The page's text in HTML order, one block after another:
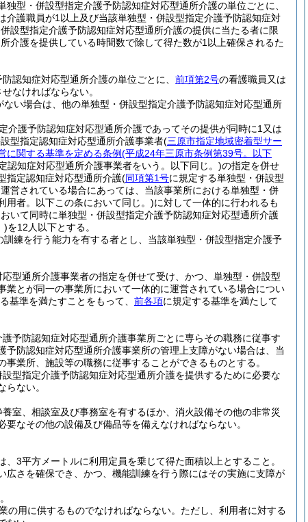
型・併設型指定介護予防認知症対応型通所介護の単位ごとに、
護職員が1以上及び当該単独型・併設型指定介護予防認知症対
設型指定介護予防認知症対応型通所介護の提供に当たる者に限
介護を提供している時間数で除して得た数が1以上確保されるた
認知症対応型通所介護の単位ごとに、 前項第2号の看護職員又は
なければならない。
い場合は、他の単独型・併設型指定介護予防認知症対応型通所
護予防認知症対応型通所介護であってその提供が同時に1又は
型指定認知症対応型通所介護事業者(三原市指定地域密着型サー
に関する基準を定める条例(平成24年三原市条例第39号。以下
認知症対応型通所介護事業者をいう。以下同じ。)の指定を併せ
指定認知症対応型通所介護(同項第1号に規定する単独型・併設型
営されている場合にあっては、当該事業所における単独型・併
用者。以下この条において同じ。)に対して一体的に行われるも
いて同時に単独型・併設型指定介護予防認知症対応型通所介護
)を12人以下とする。
練を行う能力を有する者とし、当該単独型・併設型指定介護予
型通所介護事業者の指定を併せて受け、かつ、単独型・併設型
とが同一の事業所において一体的に運営されている場合につい
基準を満たすことをもって、 前各項に規定する基準を満たして
予防認知症対応型通所介護事業所ごとに専らその職務に従事す
防認知症対応型通所介護事業所の管理上支障がない場合は、当
業所、施設等の職務に従事することができるものとする。
型指定介護予防認知症対応型通所介護を提供するために必要な
ない。
室、相談室及び事務室を有するほか、消火設備その他の非常災
なその他の設備及び備品等を備えなければならない。
3平方メートルに利用定員を乗じて得た面積以上とすること。
さを確保でき、かつ、機能訓練を行う際にはその実施に支障が
用に供するものでなければならない。 ただし、利用者に対する